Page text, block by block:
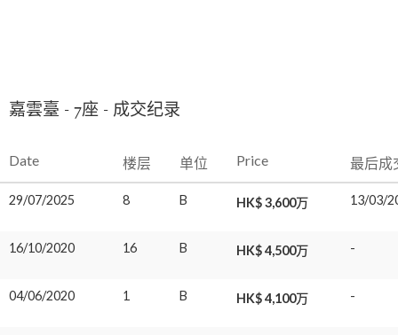
嘉雲臺 - 7座 - 成交纪录
Date 楼层 单位 Price 最后成
29/07/2025 8 B HK$ 3,600万 13/03/
16/10/2020 16 B HK$ 4,500万 -
04/06/2020 1 B HK$ 4,100万 -